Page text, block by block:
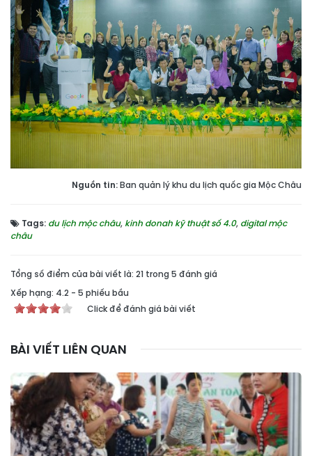
Nguồn tin:Ban quản lý khu du lịch quốc gia Mộc Châu
Tags: du lịch mộc châu, kinh donah kỹ thuật số 4.0, digital mộc
châu
Tổng số điểm của bài viết là: 21 trong 5 đánh giá
Xếp hạng: 4.2 - 5 phiếu bầu
Click để đánh giá bài viết
BÀI VIẾT LIÊN QUAN